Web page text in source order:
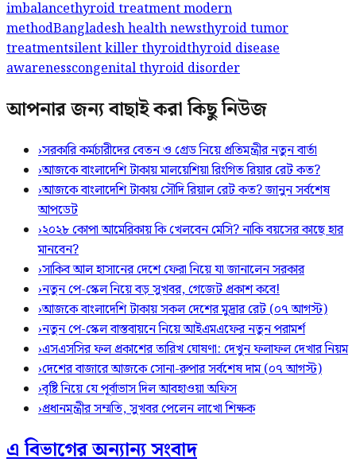
imbalancethyroid treatment modern
methodBangladesh health newsthyroid tumor
treatmentsilent killer thyroidthyroid disease
awarenesscongenital thyroid disorder
আপনার জন্য বাছাই করা কিছু নিউজ
›সরকারি কর্মচারীদের বেতন ও গ্রেড নিয়ে প্রতিমন্ত্রীর নতুন বার্তা
›আজকে বাংলাদেশি টাকায় মালয়েশিয়া রিংগিত রিয়ার রেট কত?
›আজকে বাংলাদেশি টাকায় সৌদি রিয়াল রেট কত? জানুন সর্বশেষ
আপডেট
›২০২৮ কোপা আমেরিকায় কি খেলবেন মেসি? নাকি বয়সের কাছে হার
মানবেন?
›সাকিব আল হাসানের দেশে ফেরা নিয়ে যা জানালেন সরকার
›নতুন পে-স্কেল নিয়ে বড় সুখবর, গেজেট প্রকাশ কবে!
›আজকে বাংলাদেশি টাকায় সকল দেশের মুদ্রার রেট (০৭ আগস্ট)
›নতুন পে-স্কেল বাস্তবায়নে নিয়ে আইএমএফের নতুন পরামর্শ
›এসএসসির ফল প্রকাশের তারিখ ঘোষণা: দেখুন ফলাফল দেখার নিয়ম
›দেশের বাজারে আজকে সোনা-রুপার সর্বশেষ দাম (০৭ আগস্ট)
›বৃষ্টি নিয়ে যে পূর্বাভাস দিল আবহাওয়া অফিস
›প্রধানমন্ত্রীর সম্মতি, সুখবর পেলেন লাখো শিক্ষক
এ বিভাগের অন্যান্য সংবাদ